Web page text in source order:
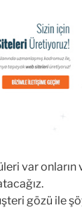
var onların
gözü ile